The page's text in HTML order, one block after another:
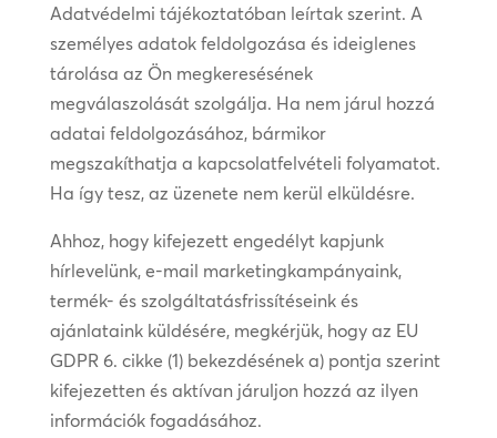
Adatvédelmi tájékoztatóban leírtak szerint. A
személyes adatok feldolgozása és ideiglenes
tárolása az Ön megkeresésének
megválaszolását szolgálja. Ha nem járul hozzá
adatai feldolgozásához, bármikor
megszakíthatja a kapcsolatfelvételi folyamatot.
Ha így tesz, az üzenete nem kerül elküldésre.
Ahhoz, hogy kifejezett engedélyt kapjunk
hírlevelünk, e-mail marketingkampányaink,
termék- és szolgáltatásfrissítéseink és
ajánlataink küldésére, megkérjük, hogy az EU
GDPR 6. cikke (1) bekezdésének a) pontja szerint
kifejezetten és aktívan járuljon hozzá az ilyen
információk fogadásához.